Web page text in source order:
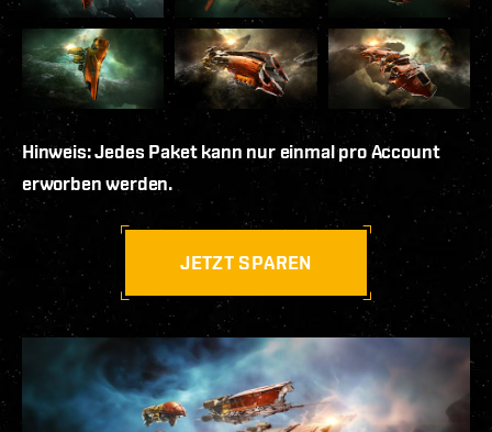
Hinweis: Jedes Paket kann nur einmal pro Account
erworben werden.
JETZT SPAREN